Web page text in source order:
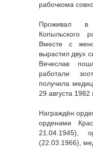
рабочкома
Проживал в
Копыльского
Вместе с
вырастил двух
Вячеслав
работали
получила
29 августа 1982
Награждён
орденами
21.04.1945),
(22.03.1966),